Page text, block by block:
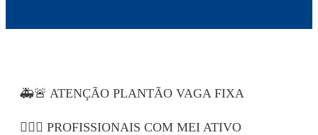
🚑🚨 ATENÇÃO PLANTÃO VAGA FIXA
👩🏻‍⚕ PROFISSIONAIS COM MEI ATIVO